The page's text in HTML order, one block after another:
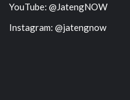
YouTube: @JatengNOW
Instagram: @jatengnow